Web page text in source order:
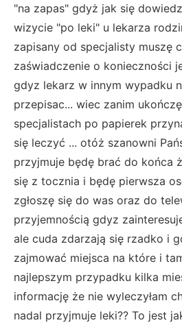
"na zapas" gdyż jak się
wizycie "po leki" u lekarza
zapisany od specjalisty muszę
zaświadczenie o konieczności
gdyz lekarz w innym wypadku
przepisac... wiec zanim
specjalistach po papierek
się leczyć ... otóż szanowni
przyjmuje będę brać do końca
się z tocznia i będę pierwsza
zgłoszę się do was oraz do
przyjemnością gdyz
ale cuda zdarzają się rzadko i
zajmować miejsca na które i
najlepszym przypadku kilka
informację że nie wyleczyłam
nadal przyjmuje leki?? To jest